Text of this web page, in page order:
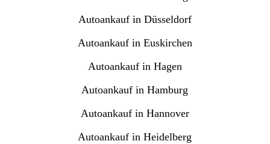
Autoankauf in Düsseldorf
Autoankauf in Euskirchen
Autoankauf in Hagen
Autoankauf in Hamburg
Autoankauf in Hannover
Autoankauf in Heidelberg